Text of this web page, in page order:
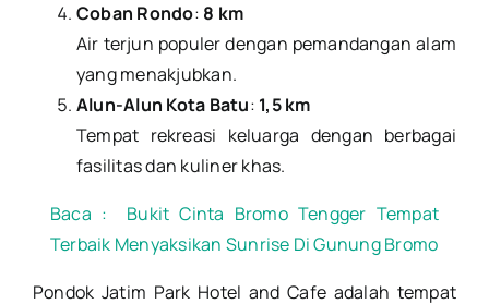
Coban Rondo: 8 km
Air terjun populer dengan pemandangan alam
yang menakjubkan.
Alun-Alun Kota Batu: 1,5 km
Tempat rekreasi keluarga dengan berbagai
fasilitas dan kuliner khas.
Baca :
Bukit Cinta Bromo Tengger Tempat
Terbaik Menyaksikan Sunrise Di Gunung Bromo
Pondok Jatim Park Hotel and Cafe adalah tempat